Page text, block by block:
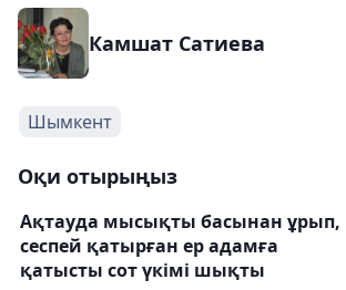
Камшат Сатиева
Шымкент
Оқи отырыңыз
Ақтауда мысықты басынан ұрып,
сеспей қатырған ер адамға
қатысты сот үкімі шықты